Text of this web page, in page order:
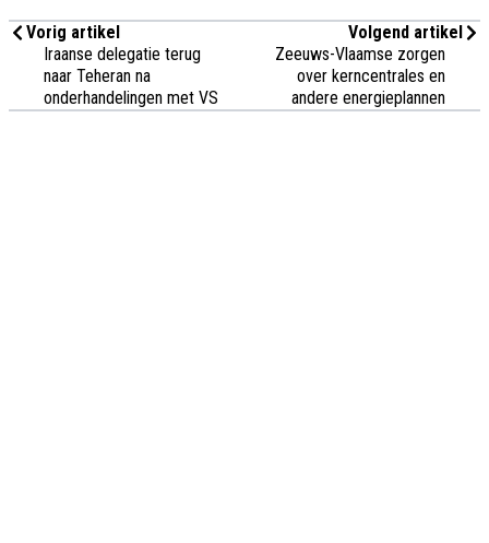
Vorig artikel
Iraanse delegatie terug
naar Teheran na
onderhandelingen met VS
Volgend artikel
Zeeuws-Vlaamse zorgen
over kerncentrales en
andere energieplannen